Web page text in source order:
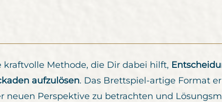
kraftvolle Methode, die Dir dabei hilft,
aufzulösen. Das Brettspiel-artige Format
neuen Perspektive zu betrachten und